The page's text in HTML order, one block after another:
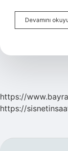
Devamını
https://
https://